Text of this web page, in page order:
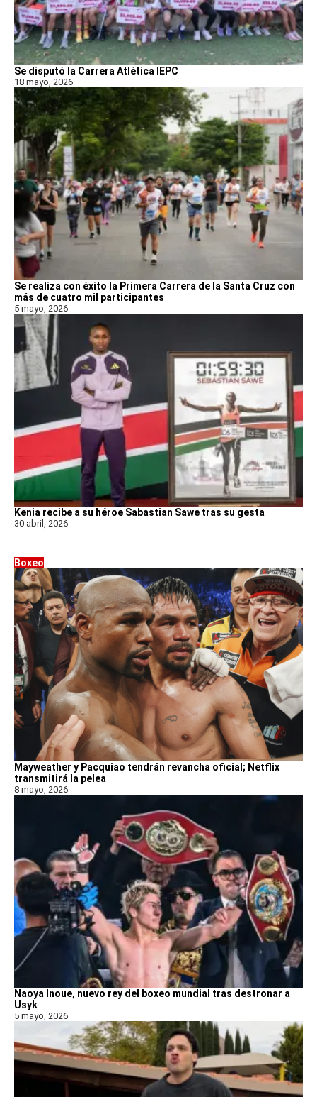
Se disputó la Carrera Atlética IEPC
18 mayo, 2026
Se realiza con éxito la Primera Carrera de la Santa Cruz con
más de cuatro mil participantes
5 mayo, 2026
Kenia recibe a su héroe Sabastian Sawe tras su gesta
30 abril, 2026
Boxeo
Mayweather y Pacquiao tendrán revancha oficial; Netflix
transmitirá la pelea
8 mayo, 2026
Naoya Inoue, nuevo rey del boxeo mundial tras destronar a
Usyk
5 mayo, 2026